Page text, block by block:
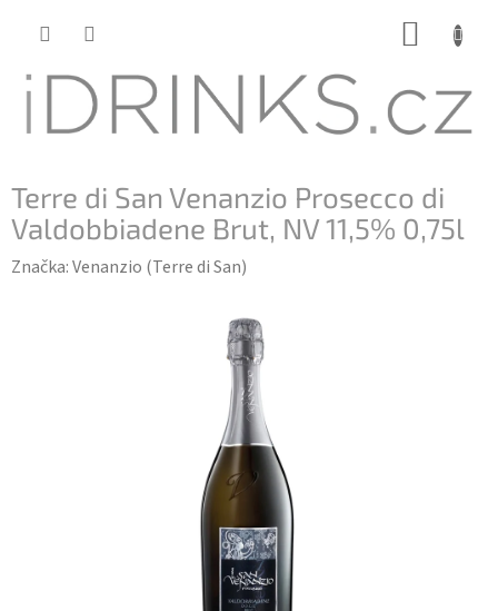
Terre di San Venanzio Prosecco di
Valdobbiadene Brut, NV 11,5% 0,75l
Značka:Venanzio (Terre di San)